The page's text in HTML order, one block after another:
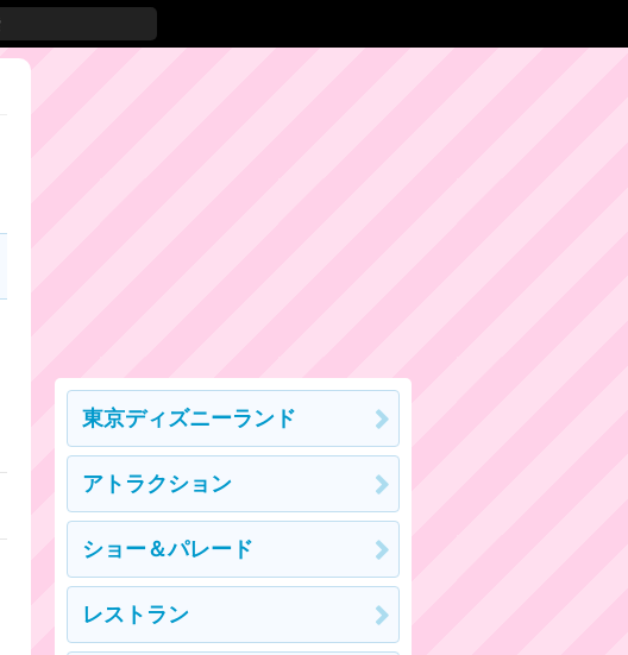
東京ディズニーランド
アトラクション
ショー＆パレード
レストラン